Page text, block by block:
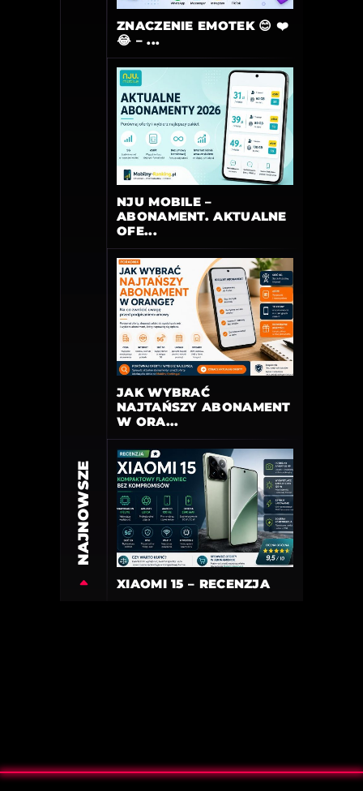
NAJNOWSZE
ZNACZENIE EMOTEK 😊 ❤️
😂 – ...
NJU MOBILE –
ABONAMENT. AKTUALNE
OFE...
JAK WYBRAĆ
NAJTAŃSZY ABONAMENT
W ORA...
XIAOMI 15 – RECENZJA